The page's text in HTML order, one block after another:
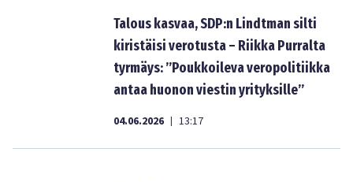
Talous kasvaa, SDP:n Lindtman silti
kiristäisi verotusta – Riikka Purralta
tyrmäys: ”Poukkoileva veropolitiikka
antaa huonon viestin yrityksille”
04.06.2026 | 13:17